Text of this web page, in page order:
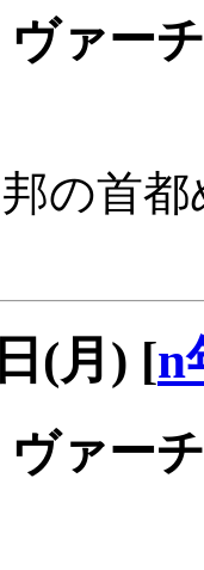
ァー
の首
(月) [n
ァー